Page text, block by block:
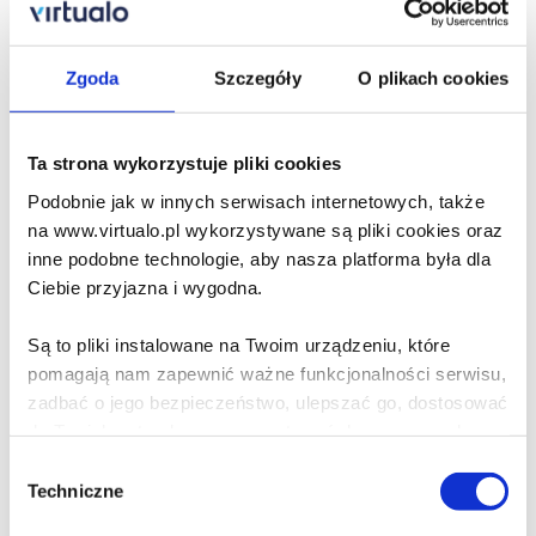
Zgoda Szczegóły O plikach cookies
Ta strona wykorzystuje pliki cookies
Podobnie jak w innych serwisach internetowych, także
na www.virtualo.pl wykorzystywane są pliki cookies oraz
inne podobne technologie, aby nasza platforma była dla
Ciebie przyjazna i wygodna.
Są to pliki instalowane na Twoim urządzeniu, które
pomagają nam zapewnić ważne funkcjonalności serwisu,
zadbać o jego bezpieczeństwo, ulepszać go, dostosować
Poza plikami, które są nam niezbędne do prawidłowego
zgody
Techniczne
14.99 zł
Do koszyka
Eskapada
Malcolm XD
Cena virtualo: 19.90 zł
39.90 zł
Do koszyka
Na prezent